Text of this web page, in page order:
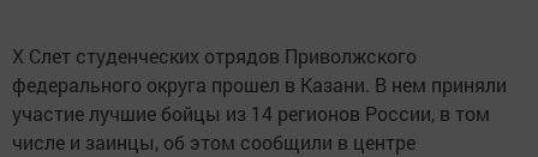
X Слет студенческих отрядов Приволжского
федерального округа прошел в Казани. В нем приняли
участие лучшие бойцы из 14 регионов России, в том
числе и заинцы, об этом сообщили в центре